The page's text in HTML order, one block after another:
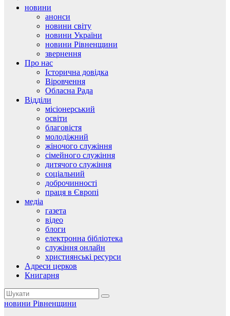
новини
анонси
новини світу
новини України
новини Рівненщини
звернення
Про нас
Історична довідка
Віровчення
Обласна Рада
Відділи
місіонерський
освіти
благовістя
молодіжний
жіночого служіння
сімейного служіння
дитячого служіння
соціальний
доброчинності
праця в Європі
медіа
газета
відео
блоги
електронна бібліотека
служіння онлайн
християнські ресурси
Адреси церков
Книгарня
новини Рівненщини